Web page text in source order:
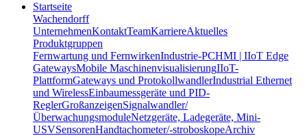
Startseite
Wachendorff
UnternehmenKontaktTeamKarriereAktuelles
Produktgruppen
Fernwartung und FernwirkenIndustrie-PCHMI | IIoT Edge
GatewaysMobile MaschinenvisualisierungIIoT-
PlattformGateways und ProtokollwandlerIndustrial Ethernet
und WirelessEinbaumessgeräte und PID-
ReglerGroßanzeigenSignalwandler/
ÜberwachungsmoduleNetzgeräte, Ladegeräte, Mini-
USVSensorenHandtachometer/-stroboskopeArchiv